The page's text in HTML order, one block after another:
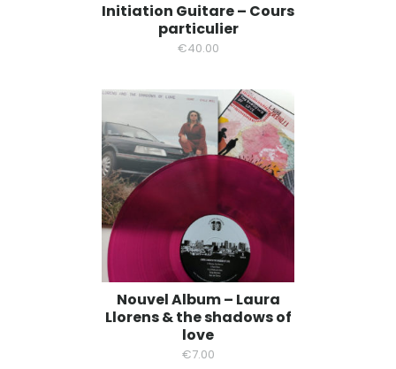
Initiation Guitare – Cours
particulier
€40.00
Nouvel Album – Laura
Llorens & the shadows of
love
€7.00